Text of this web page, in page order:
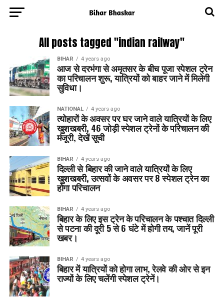
All posts tagged "indian railway"
BIHAR 4 years ago
आज से दरभंगा से अमृतसर के बीच पूजा स्पेशल ट्रेन
का परिचालन शुरू, यात्रियों को बाहर जाने में मिलेगी
सुविधा।
NATIONAL 4 years ago
त्योहारों के अवसर पर घर जाने वाले यात्रियों के लिए
खुशखबरी, 46 जोड़ी स्पेशल ट्रेनों के परिचालन की
मंजूरी, देखें सूची
BIHAR 4 years ago
दिल्ली से बिहार की जाने वाले यात्रियों के लिए
खुशखबरी, उत्सवों के अवसर पर 8 स्पेशल ट्रेन का
होगा परिचालन
BIHAR 4 years ago
बिहार के लिए इस ट्रेन के परिचालन के पश्चात दिल्ली
से पटना की दूरी 5 से 6 घंटे में होगी तय, जानें पूरी
खबर।
BIHAR 4 years ago
बिहार में यात्रियों को होगा लाभ, रेलवे की ओर से इन
राज्यों के लिए चलेंगी स्पेशल ट्रेनें।